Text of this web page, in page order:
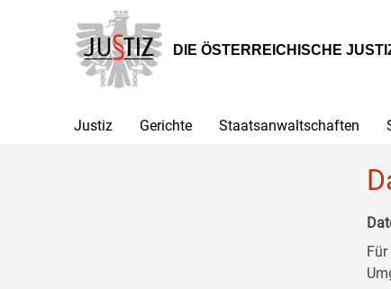
Hauptnavigation
[1]
Inhalt
[2]
Untermenü
[3]
DIE ÖSTERREICHISCHE
Justiz Gerichte Staatsanwaltschaften